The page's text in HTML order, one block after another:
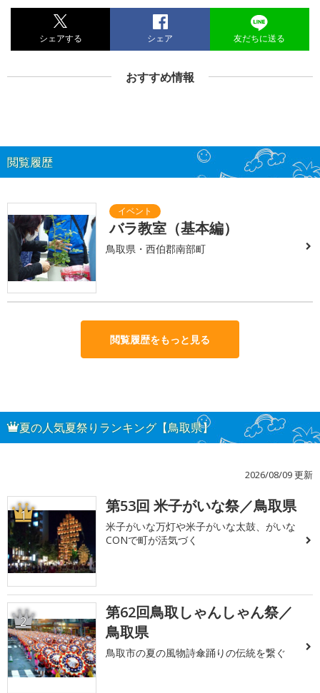
シェアする シェア 友だちに送る
おすすめ情報
閲覧履歴
バラ教室（基本編）
鳥取県・西伯郡南部町
閲覧履歴をもっと見る
夏の人気夏祭りランキング【鳥取県】
2026/08/09 更新
1 第53回 米子がいな祭／鳥取県
米子がいな万灯や米子がいな太鼓、がいな
CONで町が活気づく
2
第62回鳥取しゃんしゃん祭／
鳥取県
鳥取市の夏の風物詩傘踊りの伝統を繋ぐ